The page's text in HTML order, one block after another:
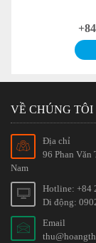
VỀ CHÚNG TÔI
Địa chỉ
96 Phan Văn
Nam
Hotline: +84
Di động:
Email